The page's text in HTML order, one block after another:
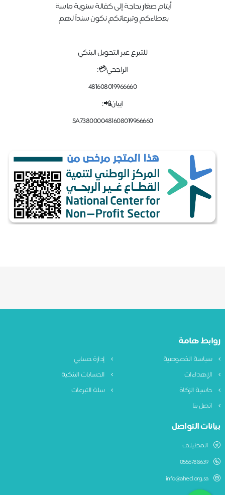
أيتام صغار بحاجة إلى كفالة سنوية ماسة
بعطاءكم وتبرعاتكم نكون سنداً لهم
للتبرع عبر التحويل البنكي
الراجحي💳:
481608019966660
ايبان📲:
SA7380000481608019966660
روابط هامة
سياسة الخصوصية
إدارة حسابي
الإهداءات
الحسابات البنكية
حاسبة الزكاة
سلة التبرعات
اتصل بنا
بيانات التواصل
المظيلف
0555788639
info@ahed.org.sa